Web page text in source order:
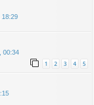
18:29
00:34
1 2 3 4 5